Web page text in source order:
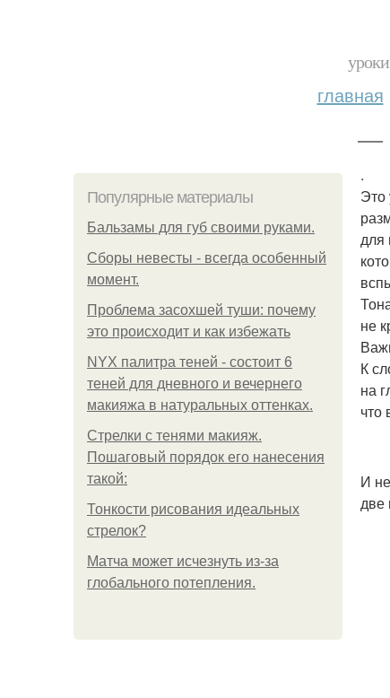
главная
—
Популярные материалы
Бальзамы для губ своими руками.
Сборы невесты - всегда особенный
момент.
Проблема засохшей туши: почему
это происходит и как избежать
NYX палитра теней - состоит 6
теней для дневного и вечернего
макияжа в натуральных оттенках.
Стрелки с тенями макияж.
Пошаговый порядок его нанесения
такой:
Тонкости рисования идеальных
стрелок?
Матча может исчезнуть из-за
глобального потепления.
.
Это
для
не
К
на
что
И
две